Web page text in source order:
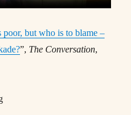
poor, but who is to blame –
”, The Conversation,